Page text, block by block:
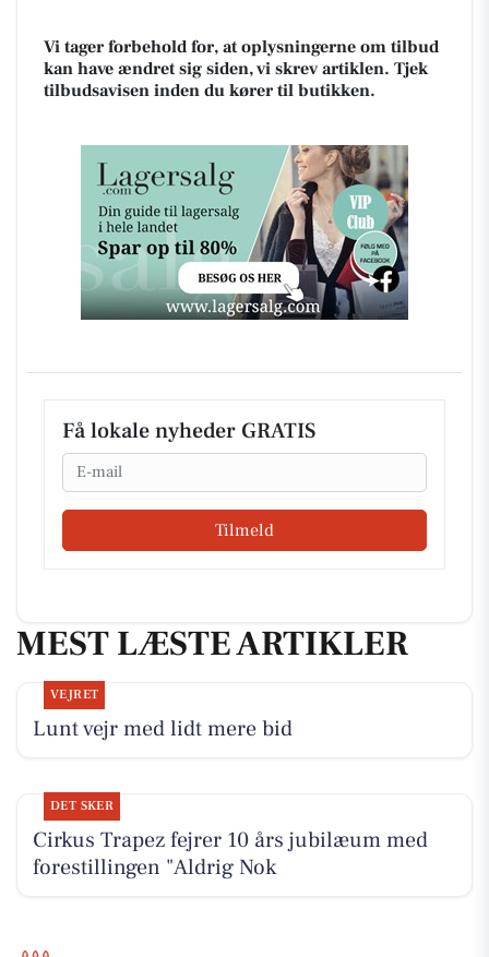
Vi tager forbehold for, at oplysningerne om tilbud
kan have ændret sig siden, vi skrev artiklen. Tjek
tilbudsavisen inden du kører til butikken.
Få lokale nyheder GRATIS
Email
Tilmeld
MEST LÆSTE ARTIKLER
VEJRET
Lunt vejr med lidt mere bid
DET SKER
Cirkus Trapez fejrer 10 års jubilæum med
forestillingen "Aldrig Nok